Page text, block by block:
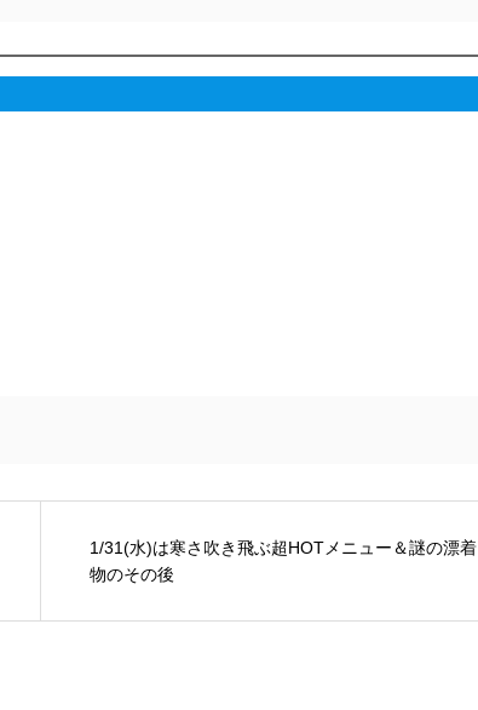
1/31(水)は寒さ吹き飛ぶ超HOTメニュー＆謎の漂着
物のその後